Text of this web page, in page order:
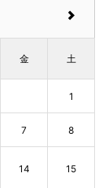
金 土
1
7 8
14 15